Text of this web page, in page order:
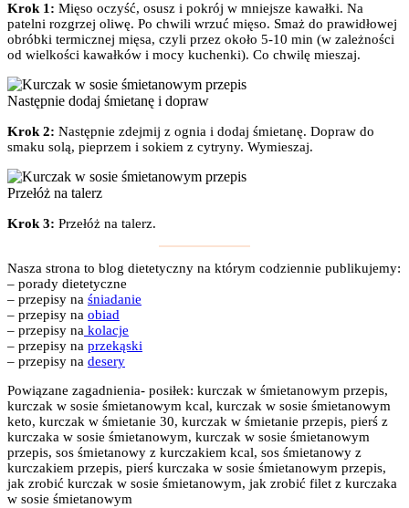
Krok 1: Mięso oczyść, osusz i pokrój w mniejsze kawałki. Na
patelni rozgrzej oliwę. Po chwili wrzuć mięso. Smaż do prawidłowej
obróbki termicznej mięsa, czyli przez około 5-10 min (w zależności
od wielkości kawałków i mocy kuchenki). Co chwilę mieszaj.
Następnie dodaj śmietanę i dopraw
Krok 2: Następnie zdejmij z ognia i dodaj śmietanę. Dopraw do
smaku solą, pieprzem i sokiem z cytryny. Wymieszaj.
Przełóż na talerz
Krok 3: Przełóż na talerz.
Nasza strona to blog dietetyczny na którym codziennie publikujemy:
– porady dietetyczne
– przepisy na śniadanie
– przepisy na obiad
– przepisy na kolacje
– przepisy na przekąski
– przepisy na desery
Powiązane zagadnienia- posiłek: kurczak w śmietanowym przepis,
kurczak w sosie śmietanowym kcal, kurczak w sosie śmietanowym
keto, kurczak w śmietanie 30, kurczak w śmietanie przepis, pierś z
kurczaka w sosie śmietanowym, kurczak w sosie śmietanowym
przepis, sos śmietanowy z kurczakiem kcal, sos śmietanowy z
kurczakiem przepis, pierś kurczaka w sosie śmietanowym przepis,
jak zrobić kurczak w sosie śmietanowym, jak zrobić filet z kurczaka
w sosie śmietanowym